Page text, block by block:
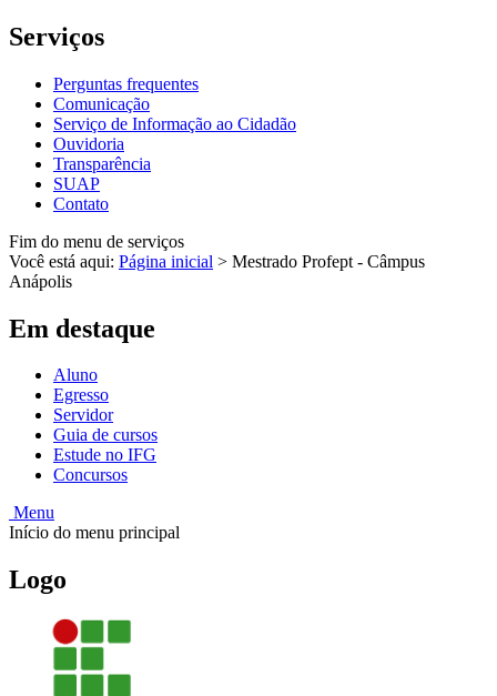
Serviços
Perguntas frequentes
Comunicação
Serviço de Informação ao Cidadão
Ouvidoria
Transparência
SUAP
Contato
Fim do menu de serviços
Você está aqui: Página inicial > Mestrado Profept - Câmpus
Anápolis
Em destaque
Aluno
Egresso
Servidor
Guia de cursos
Estude no IFG
Concursos
Menu
Início do menu principal
Logo